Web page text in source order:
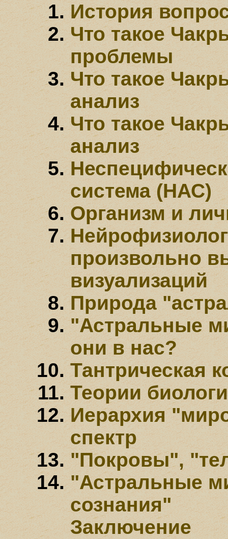
История
Что такое
проблемы
Что такое
анализ
Что такое
анализ
система (НАС)
Организм и
произвольно
визуализаций
Природа
"Астральные
они в нас?
Тантрическая
Теории
Иерархия
спектр
"Покровы",
"Астральные
сознания"
Заключение